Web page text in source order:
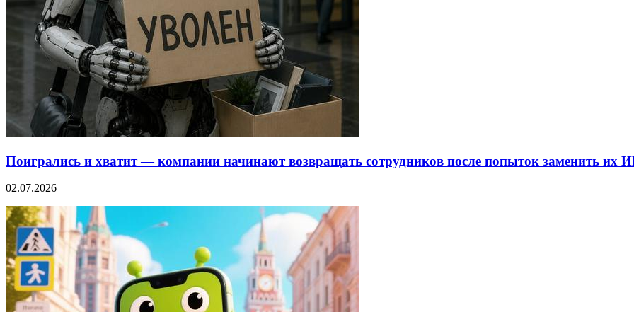
Поигрались и хватит — компании начинают возвращать сотрудников после попыток заменить их
02.07.2026